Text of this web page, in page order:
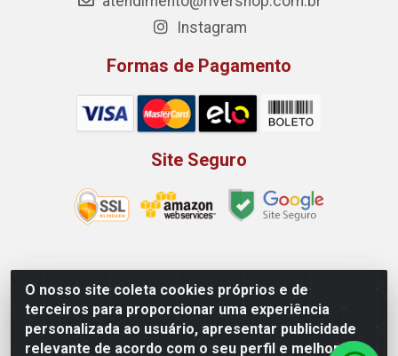
O nosso site coleta cookies próprios e de
terceiros para proporcionar uma experiência
personalizada ao usuário, apresentar publicidade
relevante de acordo com o seu perfil e melhorar a
Instagram
Formas de Pagamento
Site Seguro
Rio Vermelho Distribuição de Alimentos LTDA - Rodovia
BR, 153, KM 52 N 00 QD 00 LT 16 - Bairro Jardim
Eldorado, Anápolis/GO - CEP 75.045-190 - CNPJ
10.912.900/0002-40